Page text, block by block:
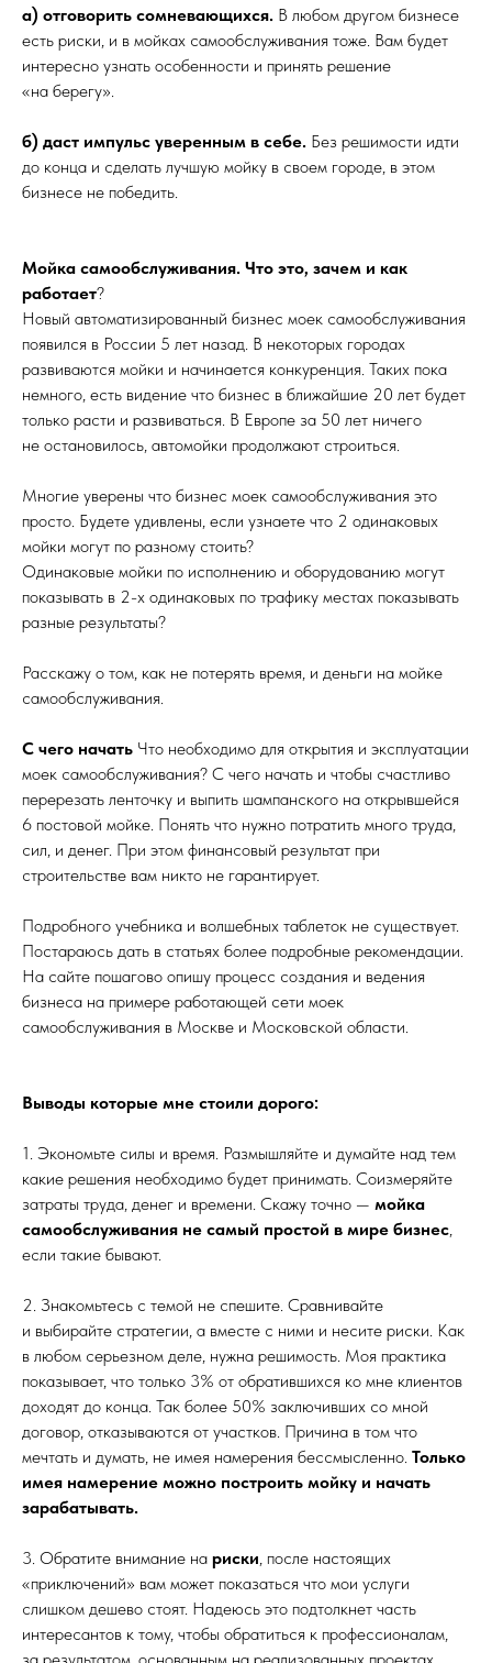
а) отговорить сомневающихся. В любом другом бизнесе
есть риски, и в мойках самообслуживания тоже. Вам будет
интересно узнать особенности и принять решение
«на берегу».
б) даст импульс уверенным в себе. Без решимости идти
до конца и сделать лучшую мойку в своем городе, в этом
бизнесе не победить.
Мойка самообслуживания. Что это, зачем и как
работает?
Новый автоматизированный бизнес моек самообслуживания
появился в России 5 лет назад. В некоторых городах
развиваются мойки и начинается конкуренция. Таких пока
немного, есть видение что бизнес в ближайшие 20 лет будет
только расти и развиваться. В Европе за 50 лет ничего
не остановилось, автомойки продолжают строиться.
Многие уверены что бизнес моек самообслуживания это
просто. Будете удивлены, если узнаете что 2 одинаковых
мойки могут по разному стоить?
Одинаковые мойки по исполнению и оборудованию могут
показывать в 2-х одинаковых по трафику местах показывать
разные результаты?
Расскажу о том, как не потерять время, и деньги на мойке
самообслуживания.
С чего начать Что необходимо для открытия и эксплуатации
моек самообслуживания? С чего начать и чтобы счастливо
перерезать ленточку и выпить шампанского на открывшейся
6 постовой мойке. Понять что нужно потратить много труда,
сил, и денег. При этом финансовый результат при
строительстве вам никто не гарантирует.
Подробного учебника и волшебных таблеток не существует.
Постараюсь дать в статьях более подробные рекомендации.
На сайте пошагово опишу процесс создания и ведения
бизнеса на примере работающей сети моек
самообслуживания в Москве и Московской области.
Выводы которые мне стоили дорого:
1. Экономьте силы и время. Размышляйте и думайте над тем
какие решения необходимо будет принимать. Соизмеряйте
затраты труда, денег и времени. Скажу точно — мойка
самообслуживания не самый простой в мире бизнес,
если такие бывают.
2. Знакомьтесь с темой не спешите. Сравнивайте
и выбирайте стратегии, а вместе с ними и несите риски. Как
в любом серьезном деле, нужна решимость. Моя практика
показывает, что только 3% от обратившихся ко мне клиентов
доходят до конца. Так более 50% заключивших со мной
договор, отказываются от участков. Причина в том что
мечтать и думать, не имея намерения бессмысленно. Только
имея намерение можно построить мойку и начать
зарабатывать.
3. Обратите внимание на риски, после настоящих
«приключений» вам может показаться что мои услуги
слишком дешево стоят. Надеюсь это подтолкнет часть
интересантов к тому, чтобы обратиться к профессионалам,